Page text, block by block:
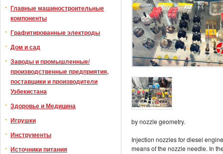
Главные машиностроительные
компоненты
Графитированные электроды
Дом и сад
Заводы и промышленные/
производственные предприятия,
поставщики и производители
Узбекистана
Здоровье и Медицина
Игрушки
Инструменты
Источники питания
by nozzle geometry.
Injection nozzles for diesel
means of the nozzle needle. In